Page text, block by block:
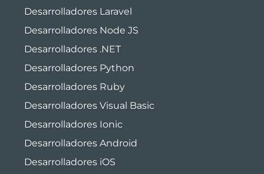
Desarrolladores Laravel
Desarrolladores Node JS
Desarrolladores .NET
Desarrolladores Python
Desarrolladores Ruby
Desarrolladores Visual Basic
Desarrolladores Ionic
Desarrolladores Android
Desarrolladores iOS